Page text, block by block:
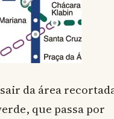
da área
que passa por